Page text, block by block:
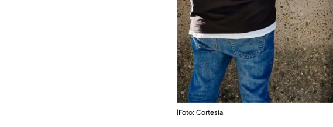
|Foto: Cortesía.